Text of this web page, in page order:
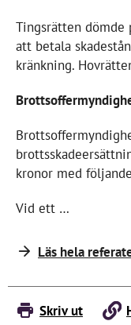
Tingsrätten dömde
att betala
kränkning.
kronor med
Vid ett …
Läs hela
Skriv ut